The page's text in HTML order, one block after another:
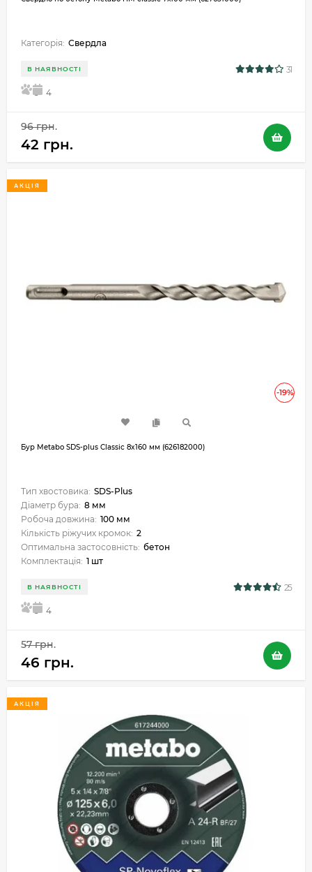
Категорія: Свердла
В НАЯВНОСТІ 31
5 4
96 грн.
42 грн.
-19%
АКЦІЯ
Бур Metabo SDS-plus Classic 8x160 мм (626182000)
Тип хвостовика: SDS-Plus
Діаметр бура: 8 мм
Робоча довжина: 100 мм
Кількість ріжучих кромок: 2
Оптимальна застосовність: бетон
Комплектація: 1 шт
В НАЯВНОСТІ 25
5 4
57 грн.
46 грн.
АКЦІЯ